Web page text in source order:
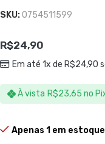
SKU:0754511599
R$24,90
Em até 1x de R$24,90
À vista R$23,65 no
Apenas 1 em estoque